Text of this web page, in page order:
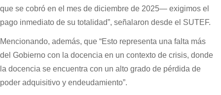
que se cobró en el mes de diciembre de 2025— exigimos el
pago inmediato de su totalidad”, señalaron desde el SUTEF.
Mencionando, además, que “Esto representa una falta más
del Gobierno con la docencia en un contexto de crisis, donde
la docencia se encuentra con un alto grado de pérdida de
poder adquisitivo y endeudamiento”.